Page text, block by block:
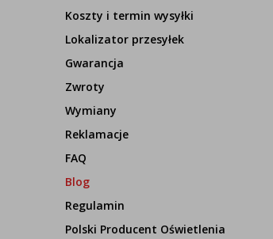
Koszty i termin wysyłki
Lokalizator przesyłek
Gwarancja
Zwroty
Wymiany
Reklamacje
FAQ
Blog
Regulamin
Polski Producent Oświetlenia